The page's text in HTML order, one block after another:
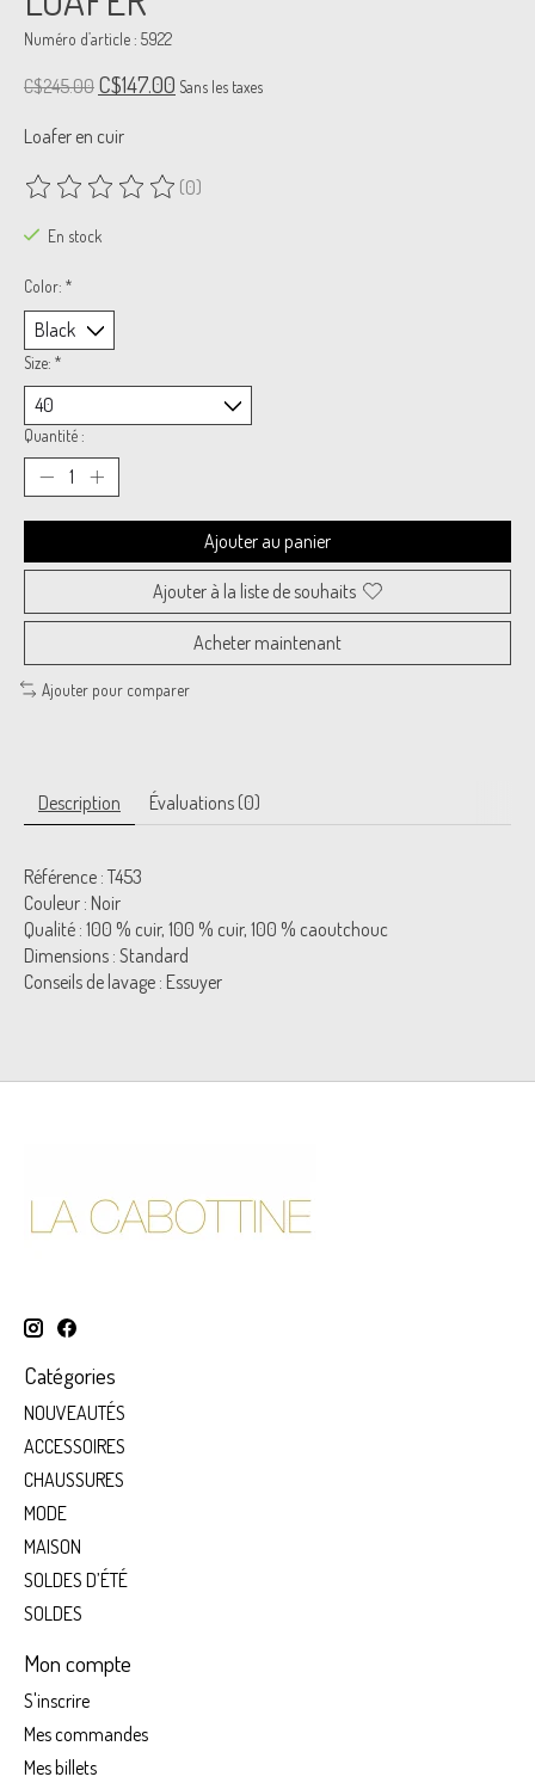
Numéro d’article : 5922
C$245.00 C$147.00 Sans les taxes
Loafer en cuir
Ce produit est évalué à0
(0)
En stock
Color: *
Size: *
Quantité :
Ajouter au panier
Ajouter à la liste de souhaits
Acheter maintenant
Ajouter pour comparer
Description Évaluations (0)
Référence : T453
Couleur : Noir
Qualité : 100 % cuir, 100 % cuir, 100 % caoutchouc
Dimensions : Standard
Conseils de lavage : Essuyer
Catégories
NOUVEAUTÉS
ACCESSOIRES
CHAUSSURES
MODE
MAISON
SOLDES D’ÉTÉ
SOLDES
Mon compte
S'inscrire
Mes commandes
Mes billets